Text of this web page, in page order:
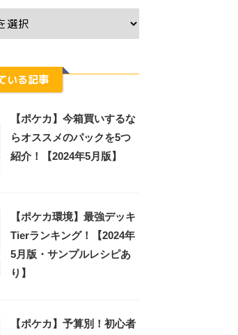
いる記事
【ポケカ】今箱買いするな
らオススメのパックを5つ
紹介！【2024年5月版】
【ポケカ環境】最強デッキ
Tierランキング！【2024年
5月版・サンプルレシピあ
り】
【ポケカ】予算別！初心者